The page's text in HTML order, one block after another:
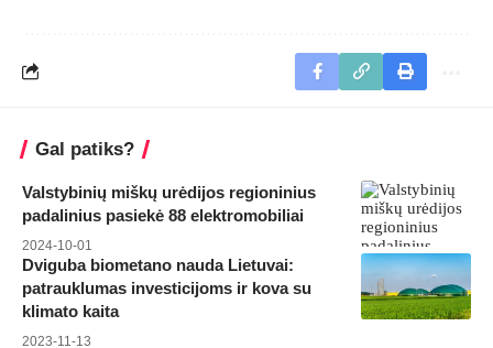
Gal patiks?
Valstybinių miškų urėdijos regioninius
padalinius pasiekė 88 elektromobiliai
2024-10-01
Dviguba biometano nauda Lietuvai:
patrauklumas investicijoms ir kova su
klimato kaita
2023-11-13